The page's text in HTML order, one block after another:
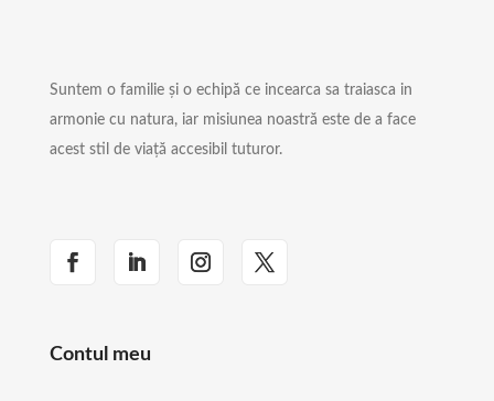
Suntem o familie și o echipă ce incearca sa traiasca in
armonie cu natura, iar misiunea noastră este de a face
acest stil de viață accesibil tuturor.
Contul meu